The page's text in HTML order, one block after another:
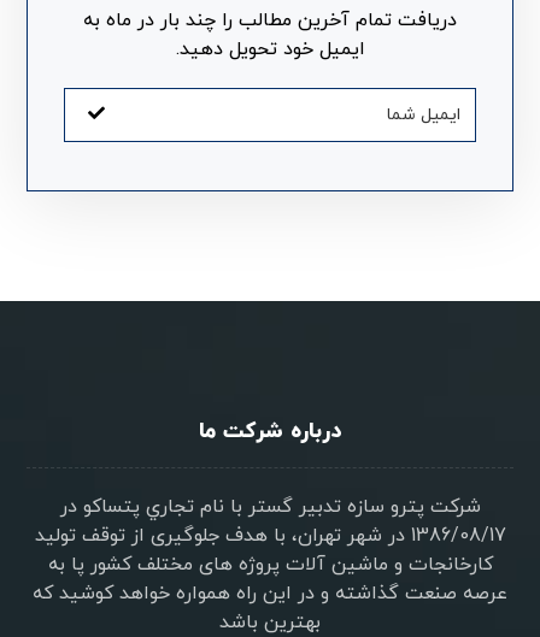
دریافت تمام آخرین مطالب را چند بار در ماه به
ایمیل خود تحویل دهید.
درباره شرکت ما
شرکت پترو سازه تدبير گستر با نام تجاري پتساکو در
1386/08/17 در شهر تهران، با هدف جلوگیری از توقف تولید
کارخانجات و ماشین آلات پروژه های مختلف کشور پا به
عرصه صنعت گذاشته و در این راه همواره خواهد کوشید که
بهترین باشد